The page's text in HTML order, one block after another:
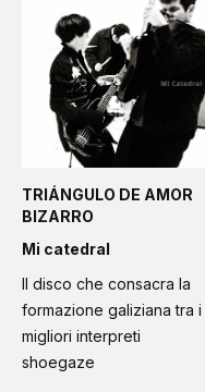
TRIÁNGULO DE AMOR
BIZARRO
Mi catedral
Il disco che consacra la
formazione galiziana tra i
migliori interpreti
shoegaze